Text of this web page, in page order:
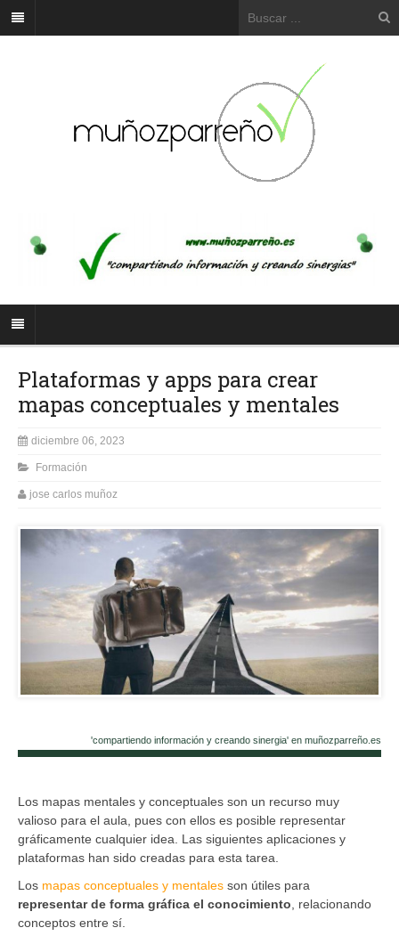
Plataformas y apps para crear
mapas conceptuales y mentales
diciembre 06, 2023
Formación
jose carlos muñoz
'compartiendo información y creando sinergia' en muñozparreño.es
Los mapas mentales y conceptuales son un recurso muy
valioso para el aula, pues con ellos es posible representar
gráficamente cualquier idea. Las siguientes aplicaciones y
plataformas han sido creadas para esta tarea.
Los mapas conceptuales y mentales son útiles para
representar de forma gráfica el conocimiento , relacionando
conceptos entre sí.